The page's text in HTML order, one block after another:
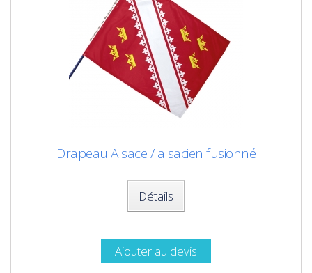
Drapeau Alsace / alsacien fusionné
Détails
Ajouter au devis